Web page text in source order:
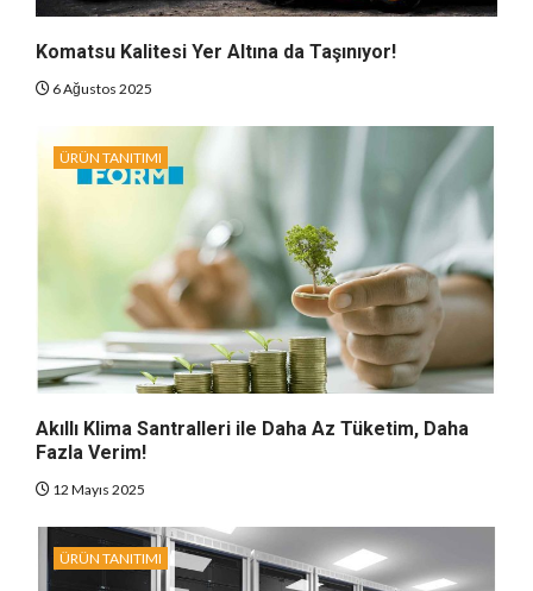
Komatsu Kalitesi Yer Altına da Taşınıyor!
6 Ağustos 2025
ÜRÜN TANITIMI
Akıllı Klima Santralleri ile Daha Az Tüketim, Daha
Fazla Verim!
12 Mayıs 2025
ÜRÜN TANITIMI